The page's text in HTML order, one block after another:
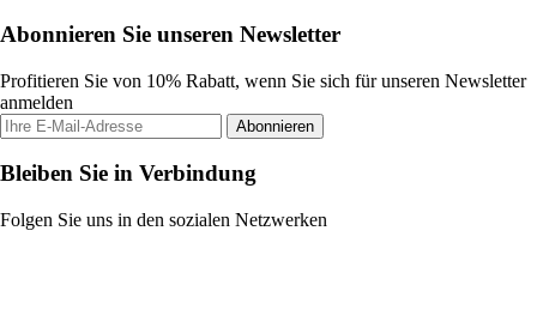
Abonnieren Sie unseren Newsletter
Profitieren Sie von 10% Rabatt, wenn Sie sich für unseren Newsletter
anmelden
Abonnieren
Bleiben Sie in Verbindung
Folgen Sie uns in den sozialen Netzwerken